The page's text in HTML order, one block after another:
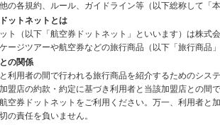
の各規約、ルール、ガイドライン等（以下総称して「
ットネットとは
ト（以下「航空券ドットネット」といいます）は株
ージツアーや航空券などの旅行商品（以下「旅行商品
の関係
利用者の間で行われる旅行商品を紹介するためのシ
盟店の約款・約定に基づき利用者と当該加盟店との
空券ドットネットをご利用ください。万一、利用者
の責任を負いません。